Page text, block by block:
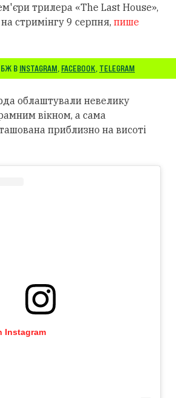
трилера «The Last House»,
стримінгу 9 серпня, пише
В INSTAGRAM, FACEBOOK, TELEGRAM
облаштували невелику
вікном, а сама
приблизно на висоті
Instagram